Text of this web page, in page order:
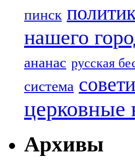
пинск
нашего
ананас русская
система
церковные
Архивы